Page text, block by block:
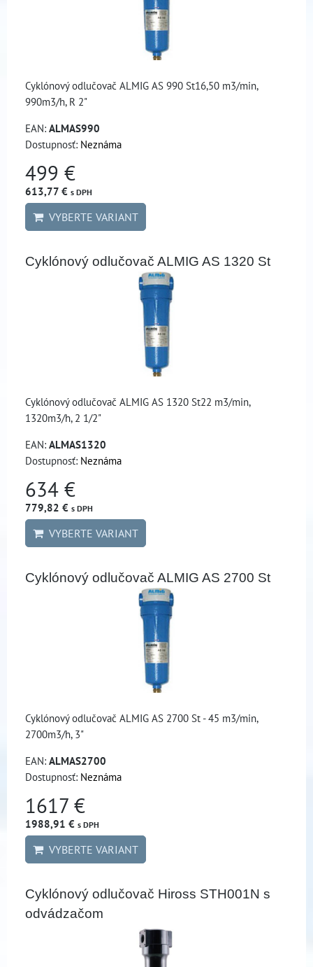
Cyklónový odlučovač ALMIG AS 990 St16,50 m3/min,
990m3/h, R 2"
EAN: ALMAS990
Dostupnosť: Neznáma
499 €
613,77 € s DPH
VYBERTE VARIANT
Cyklónový odlučovač ALMIG AS 1320 St
Cyklónový odlučovač ALMIG AS 1320 St22 m3/min,
1320m3/h, 2 1/2"
EAN: ALMAS1320
Dostupnosť: Neznáma
634 €
779,82 € s DPH
VYBERTE VARIANT
Cyklónový odlučovač ALMIG AS 2700 St
Cyklónový odlučovač ALMIG AS 2700 St - 45 m3/min,
2700m3/h, 3"
EAN: ALMAS2700
Dostupnosť: Neznáma
1617 €
1988,91 € s DPH
VYBERTE VARIANT
Cyklónový odlučovač Hiross STH001N s
odvádzačom